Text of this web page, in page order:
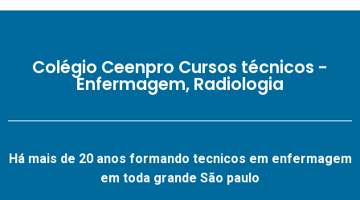
Colégio Ceenpro Cursos técnicos -
Enfermagem, Radiologia
Há mais de 20 anos formando tecnicos em enfermagem
em toda grande São paulo